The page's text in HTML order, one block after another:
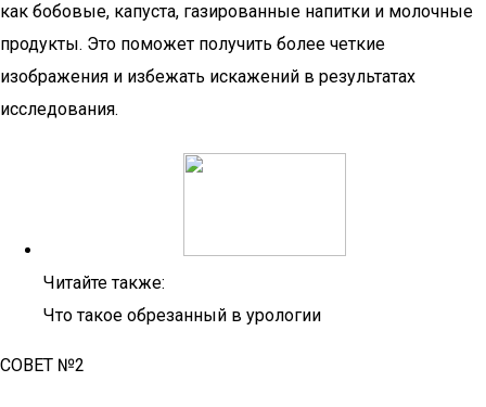
как бобовые, капуста, газированные напитки и молочные
продукты. Это поможет получить более четкие
изображения и избежать искажений в результатах
исследования.
Читайте также:
Что такое обрезанный в урологии
СОВЕТ №2